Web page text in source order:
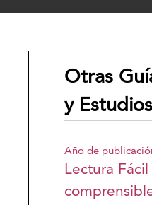
Otras
y Estudios
Año de
Lectura